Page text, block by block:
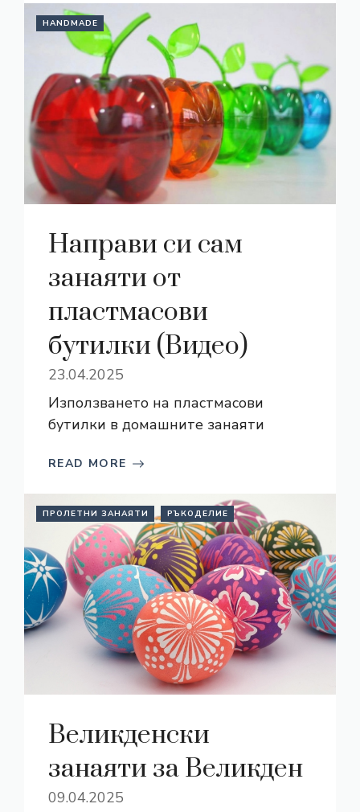
HANDMADE
Направи си сам
занаяти от
пластмасови
бутилки (Видео)
23.04.2025
Използването на пластмасови
бутилки в домашните занаяти
READ MORE
ПРОЛЕТНИ ЗАНАЯТИ РЪКОДЕЛИЕ
Великденски
занаяти за Великден
09.04.2025